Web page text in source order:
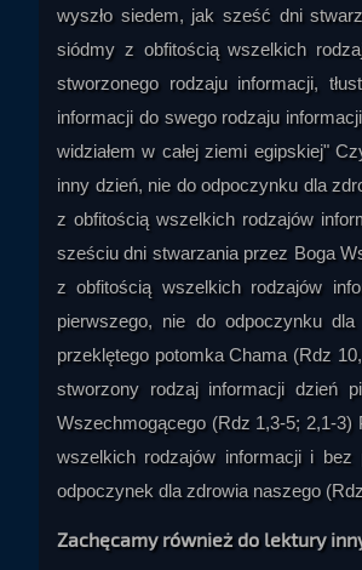
wyszło siedem, jak sześć dni
siódmy z obfitością wszelkich
stworzonego rodzaju informacji,
informacji do swego rodzaju
widziałem w całej ziemi egipskiej"
inny dzień, nie do odpoczynku dla
z obfitością wszelkich rodzajów
sześciu dni stwarzania przez Boga
z obfitością wszelkich rodzajów
pierwszego, nie do odpoczynku
przeklętego potomka Chama (Rdz
stworzony rodzaj informacji dzień
Wszechmogącego (Rdz 1,3-5; 2,1-
wszelkich rodzajów informacji i
odpoczynek dla zdrowia naszego
Zachęcamy również do lektury